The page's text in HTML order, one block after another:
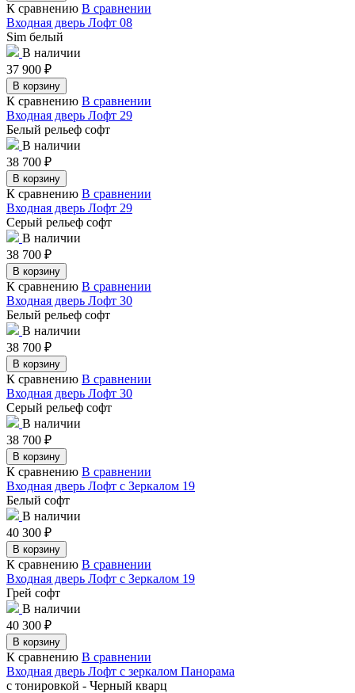
К сравнению В сравнении
Входная дверь Лофт 08
Sim белый
В наличии
37 900 ₽
В корзину
К сравнению В сравнении
Входная дверь Лофт 29
Белый рельеф софт
В наличии
38 700 ₽
В корзину
К сравнению В сравнении
Входная дверь Лофт 29
Серый рельеф софт
В наличии
38 700 ₽
В корзину
К сравнению В сравнении
Входная дверь Лофт 30
Белый рельеф софт
В наличии
38 700 ₽
В корзину
К сравнению В сравнении
Входная дверь Лофт 30
Серый рельеф софт
В наличии
38 700 ₽
В корзину
К сравнению В сравнении
Входная дверь Лофт с Зеркалом 19
Белый софт
В наличии
40 300 ₽
В корзину
К сравнению В сравнении
Входная дверь Лофт с Зеркалом 19
Грей софт
В наличии
40 300 ₽
В корзину
К сравнению В сравнении
Входная дверь Лофт с зеркалом Панорама
с тонировкой - Черный кварц